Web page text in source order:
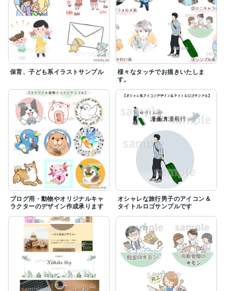
保育、子ども系イラストサンプル
様々なタッチでお描きいたしま
す。
ブログ用・動物やオリジナルキャ
ラクターのデザイン作成承ります
オシャレな旅行男子のアイコン＆
タイトルロゴサンプルです